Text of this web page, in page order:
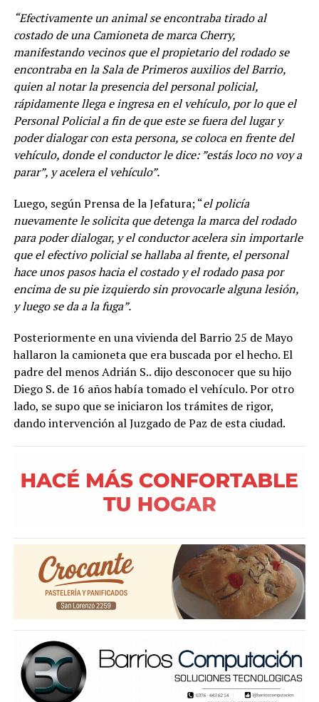
“Efectivamente un animal se encontraba tirado al
costado de una Camioneta de marca Cherry,
manifestando vecinos que el propietario del rodado se
encontraba en la Sala de Primeros auxilios del Barrio,
quien al notar la presencia del personal policial,
rápidamente llega e ingresa en el vehículo, por lo que el
Personal Policial a fin de que este se fuera del lugar y
poder dialogar con esta persona, se coloca en frente del
vehículo, donde el conductor le dice: ”estás loco no voy a
parar”, y acelera el vehículo”.
Luego, según Prensa de la Jefatura; “el policía
nuevamente le solicita que detenga la marca del rodado
para poder dialogar, y el conductor acelera sin importarle
que el efectivo policial se hallaba al frente, el personal
hace unos pasos hacia el costado y el rodado pasa por
encima de su pie izquierdo sin provocarle alguna lesión,
y luego se da a la fuga”.
Posteriormente en una vivienda del Barrio 25 de Mayo
hallaron la camioneta que era buscada por el hecho. El
padre del menos Adrián S.. dijo desconocer que su hijo
Diego S. de 16 años había tomado el vehículo. Por otro
lado, se supo que se iniciaron los trámites de rigor,
dando intervención al Juzgado de Paz de esta ciudad.